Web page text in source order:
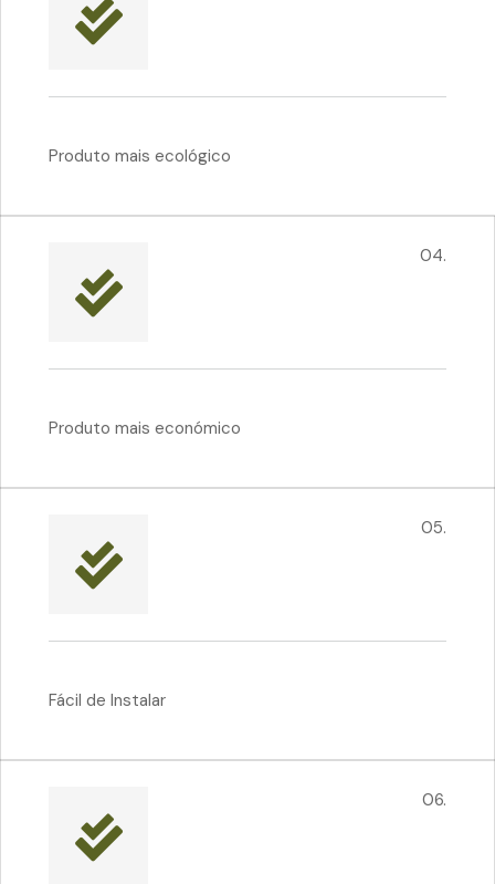
Produto mais ecológico
04.
Produto mais económico
05.
Fácil de Instalar
06.